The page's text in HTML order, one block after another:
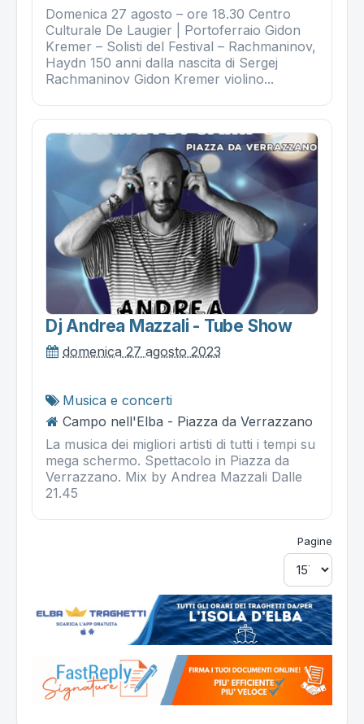
Domenica 27 agosto – ore 18.30 Centro
Culturale De Laugier | Portoferraio Gidon
Kremer – Solisti del Festival – Rachmaninov,
Haydn 150 anni dalla nascita di Sergej
Rachmaninov Gidon Kremer violino...
Dj Andrea Mazzali - Tube Show
domenica 27 agosto 2023
Musica e concerti
Campo nell'Elba - Piazza da Verrazzano
La musica dei migliori artisti di tutti i tempi su
mega schermo. Spettacolo in Piazza da
Verrazzano. Mix by Andrea Mazzali Dalle
21.45
Pagine